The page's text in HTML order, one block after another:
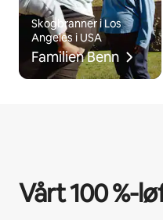
Skogbranner i Los
Angeles i USA
Familien Benn
Vårt 100 %-